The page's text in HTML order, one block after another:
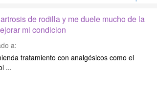
de rodilla y me duele mucho de la
mi condicion
a:
tratamiento con analgésicos como el
...